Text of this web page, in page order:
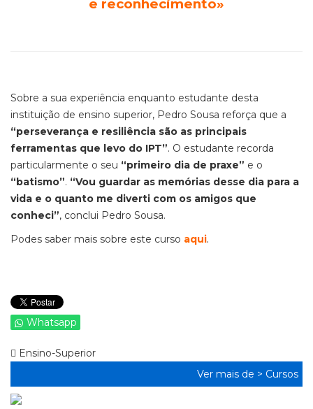
e reconhecimento»
Sobre a sua experiência enquanto estudante desta
instituição de ensino superior, Pedro Sousa reforça que a
“perseverança e resiliência são as principais
ferramentas que levo do IPT”. O estudante recorda
particularmente o seu “primeiro dia de praxe” e o
“batismo”. “Vou guardar as memórias desse dia para a
vida e o quanto me diverti com os amigos que
conheci”, conclui Pedro Sousa.
Podes saber mais sobre este curso aqui.
Whatsapp
Ensino-Superior
Ver mais de > Cursos